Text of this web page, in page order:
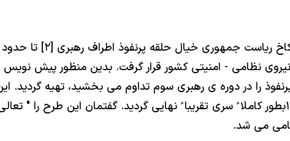
در سال ١٣٨٤ و پس از
نيروى نظامى - امنيتى كشور قرار گرفت. بدين منظور پيش
را در دوره ى رهبرى سوم تداوم مى بخشيد، تهيه گرديد.
فرماندهى سردار جعفرى سپرده شد كه در سال ١٣٨٧بطور كاملا ً سرى تقريبا ً نهايى
مى شد.